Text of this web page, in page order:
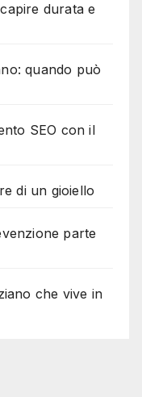
durata e
quando può
SEO con il
di un gioiello
parte
che vive in